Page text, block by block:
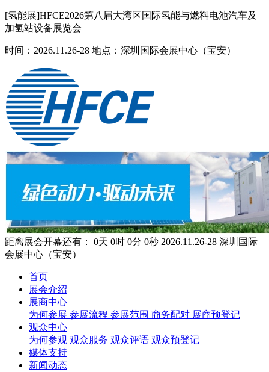
[氢能展]HFCE2026第八届大湾区国际氢能与燃料电池汽车及
加氢站设备展览会
时间：2026.11.26-28 地点：深圳国际会展中心（宝安）
距离展会开幕还有： 0天 0时 0分 0秒 2026.11.26-28 深圳国际
会展中心（宝安）
首页
展会介绍
展商中心
为何参展 参展流程 参展范围 商务配对 展商预登记
观众中心
为何参观 观众服务 观众评语 观众预登记
媒体支持
新闻动态